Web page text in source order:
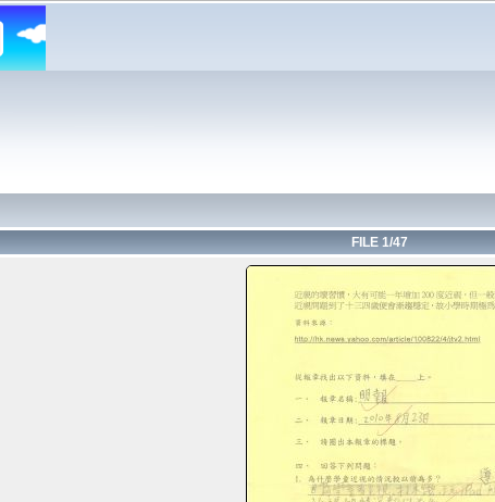
FILE 1/47